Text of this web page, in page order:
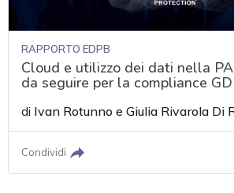
RAPPORTO EDPB
Cloud e utilizzo dei dati nella
da seguire per la compliance
di Ivan Rotunno eGiulia Rivarola Di
Condividi